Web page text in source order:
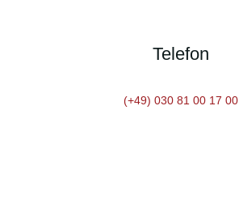
Telefon
(+49) 030 81 00 17 00